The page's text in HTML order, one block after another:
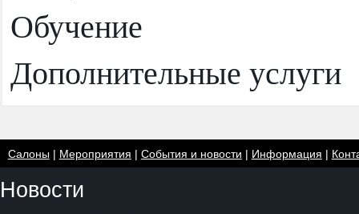
Обучение
Дополнительные услуги
Салоны| Мероприятия | События и новости | Информация |
Новости